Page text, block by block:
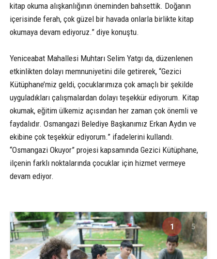
kitap okuma alışkanlığının öneminden bahsettik. Doğanın
içerisinde ferah, çok güzel bir havada onlarla birlikte kitap
okumaya devam ediyoruz.” diye konuştu.
Yeniceabat Mahallesi Muhtarı Selim Yatgı da, düzenlenen
etkinlikten dolayı memnuniyetini dile getirerek, “Gezici
Kütüphane’miz geldi, çocuklarımıza çok amaçlı bir şekilde
uyguladıkları çalışmalardan dolayı teşekkür ediyorum. Kitap
okumak, eğitim ülkemiz açısından her zaman çok önemli ve
faydalıdır. Osmangazi Belediye Başkanımız Erkan Aydın ve
ekibine çok teşekkür ediyorum.” ifadelerini kullandı.
“Osmangazi Okuyor” projesi kapsamında Gezici Kütüphane,
ilçenin farklı noktalarında çocuklar için hizmet vermeye
devam ediyor.
1 5